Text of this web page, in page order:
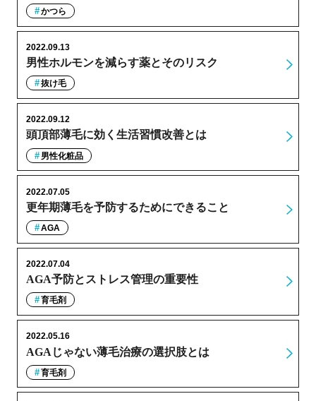
かつら
男性ホルモンを減らす薬とそのリスク
2022.09.13
抜け毛
頭頂部薄毛に効く生活習慣改善とは
2022.09.12
男性化粧品
更年期薄毛を予防するためにできること
2022.07.05
AGA
AGA予防とストレス管理の重要性
2022.07.04
育毛剤
AGAじゃない薄毛治療の選択肢とは
2022.05.16
育毛剤